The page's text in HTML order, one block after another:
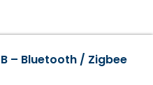
– Bluetooth / Zigbee